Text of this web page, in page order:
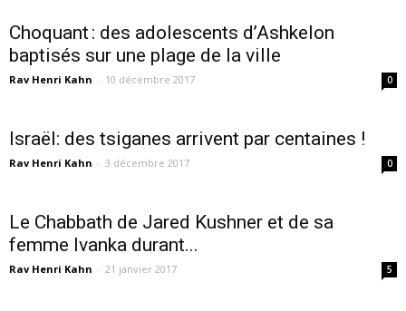
Choquant : des adolescents d’Ashkelon
baptisés sur une plage de la ville
Rav Henri Kahn - 10 décembre 2017 0
Israël: des tsiganes arrivent par centaines !
Rav Henri Kahn - 3 décembre 2017 0
Le Chabbath de Jared Kushner et de sa
femme Ivanka durant...
Rav Henri Kahn - 21 janvier 2017 5